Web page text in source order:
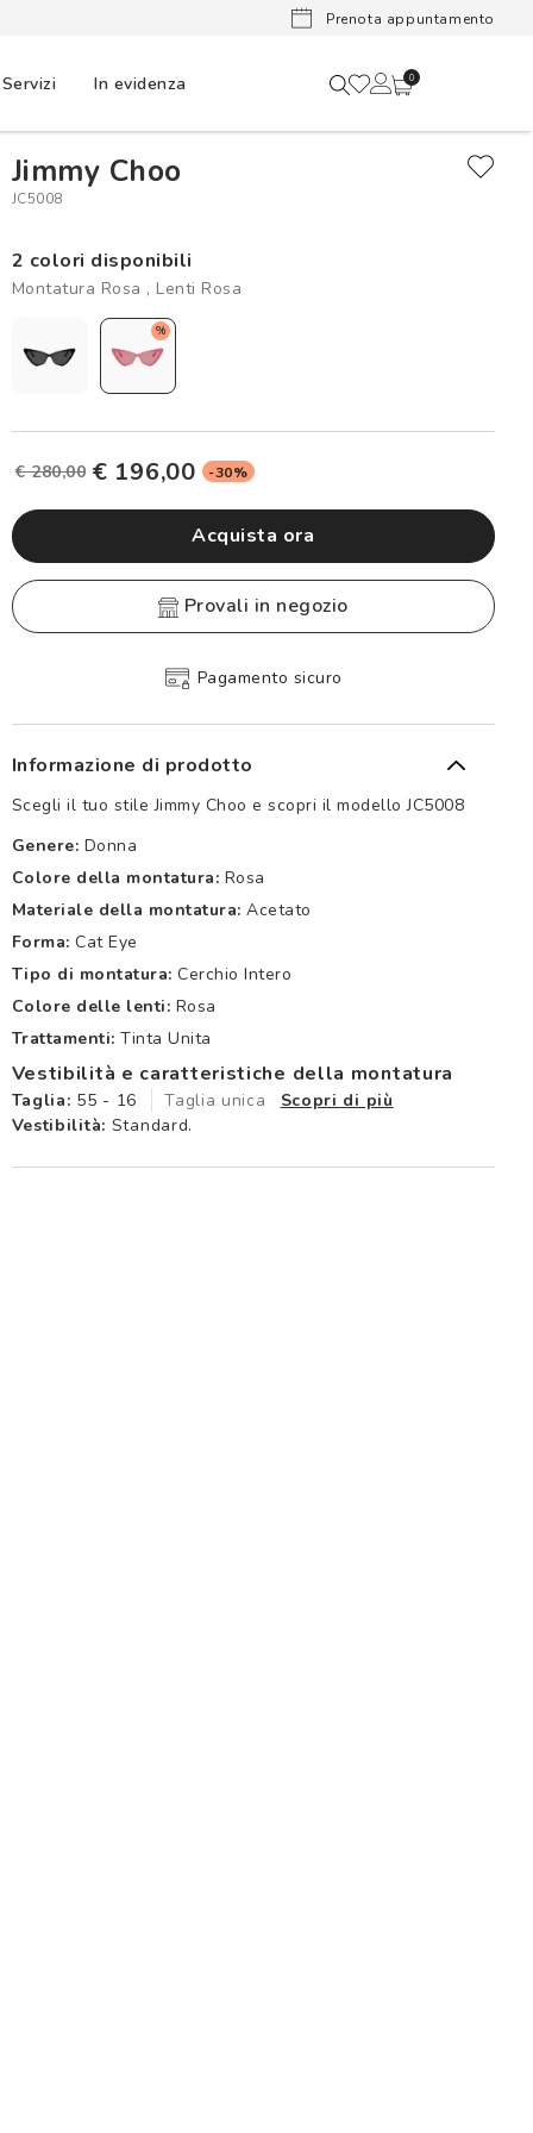
Lenti a
Prenota appuntamento
Servizi In evidenza 0
Jimmy Choo
JC5008
2 colori disponibili
Montatura Rosa , Lenti Rosa
%
€ 280,00 € 196,00 -30%
Acquista ora
provali in negozio
Pagamento sicuro
Informazione di prodotto
Scegli il tuo stile Jimmy Choo e scopri il modello JC5008
Genere: Donna
Colore della montatura: Rosa
Materiale della montatura: Acetato
Forma: Cat Eye
Tipo di montatura: Cerchio Intero
Colore delle lenti: Rosa
Trattamenti: Tinta Unita
Vestibilità e caratteristiche della montatura
Taglia: 55 - 16 Taglia unica
Scopri di più
Vestibilità: Standard.